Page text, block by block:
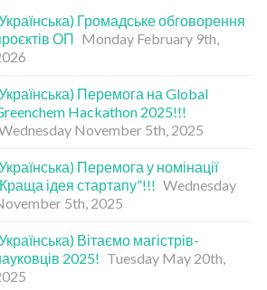
Громадське обговорення
ОП Monday February 9th,
Перемога на Global
Hackathon 2025!!!
November 5th, 2025
Перемога у номінації
ідея стартапу”!!! Wednesday
5th, 2025
Вітаємо магістрів-
2025! Tuesday May 20th,